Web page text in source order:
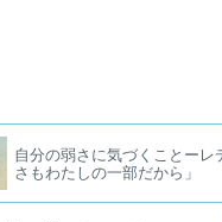
自分の弱さに気づくことーレ
さもわたしの一部だから」